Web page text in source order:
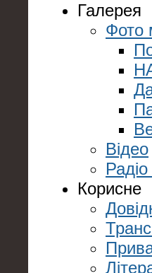
Галерея
Фото
Відео
Корисне